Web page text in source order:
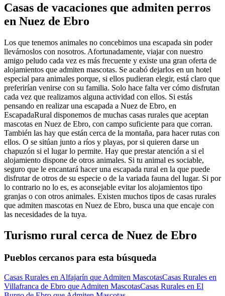
Casas de vacaciones que admiten perros
en Nuez de Ebro
Los que tenemos animales no concebimos una escapada sin poder
llevárnoslos con nosotros. Afortunadamente, viajar con nuestro
amigo peludo cada vez es más frecuente y existe una gran oferta de
alojamientos que admiten mascotas. Se acabó dejarlos en un hotel
especial para animales porque, si ellos pudieran elegir, está claro que
preferirían venirse con su familia. Solo hace falta ver cómo disfrutan
cada vez que realizamos alguna actividad con ellos. Si estás
pensando en realizar una escapada a Nuez de Ebro, en
EscapadaRural disponemos de muchas casas rurales que aceptan
mascotas en Nuez de Ebro, con campo suficiente para que corran.
También las hay que están cerca de la montaña, para hacer rutas con
ellos. O se sitúan junto a ríos y playas, por si quieren darse un
chapuzón si el lugar lo permite. Hay que prestar atención a si el
alojamiento dispone de otros animales. Si tu animal es sociable,
seguro que le encantará hacer una escapada rural en la que puede
disfrutar de otros de su especie o de la variada fauna del lugar. Si por
lo contrario no lo es, es aconsejable evitar los alojamientos tipo
granjas o con otros animales. Existen muchos tipos de casas rurales
que admiten mascotas en Nuez de Ebro, busca una que encaje con
las necesidades de la tuya.
Turismo rural cerca de Nuez de Ebro
Pueblos cercanos para esta búsqueda
Casas Rurales en Alfajarín que Admiten MascotasCasas Rurales en
Villafranca de Ebro que Admiten MascotasCasas Rurales en El